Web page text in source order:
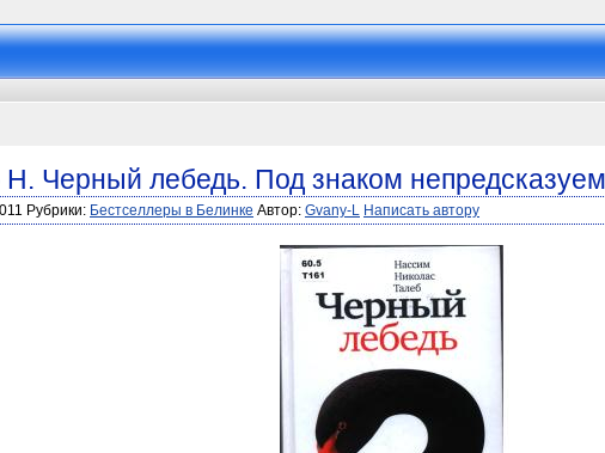
Н. Черный лебедь. Под знаком
Рубрики: Бестселлеры в Белинке Автор: Gvany-L Написать автору